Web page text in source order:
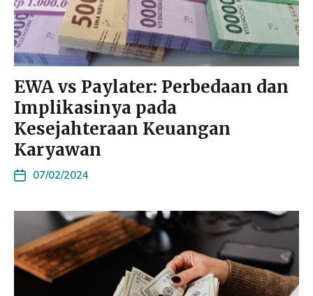
EWA vs Paylater: Perbedaan dan
Implikasinya pada
Kesejahteraan Keuangan
Karyawan
07/02/2024